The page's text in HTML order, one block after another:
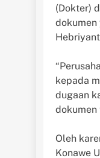
(Dokter)
dokumen
kepada
dugaan
dokumen
Oleh
Konawe